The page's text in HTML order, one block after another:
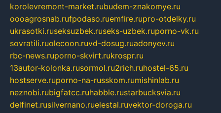
korolevremont-market.rubudem-znakomye.ru
oooagrosnab.rufpodaso.ruemfire.rupro-otdelky.ru
ukrasotki.ruseksuzbek.ruseks-uzbek.ruporno-vk.ru
sovratili.ruolecoon.ruvd-dosug.ruadonyev.ru
rbc-news.ruporno-skvirt.rukrospr.ru
13autor-kolonka.rusormol.ru2rich.ruhostel-65.ru
hostserve.ruporno-na-russkom.rumishinlab.ru
neznobi.rubigfatcc.ruhabble.rustarbucksvia.ru
delfinet.rusilvernano.ruelestal.ruvektor-doroga.ru